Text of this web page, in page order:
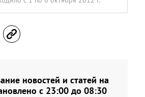
новостей и статей на
с 23:00 до 08:30